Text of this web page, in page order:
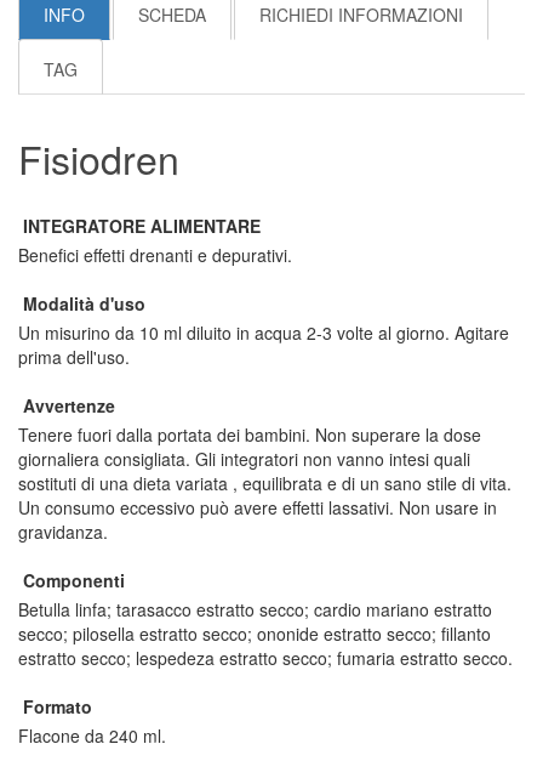
INFO SCHEDA RICHIEDI INFORMAZIONI
TAG
Fisiodren
INTEGRATORE ALIMENTARE
Benefici effetti drenanti e depurativi.
Modalità d'uso
Un misurino da 10 ml diluito in acqua 2-3 volte al giorno. Agitare
prima dell'uso.
Avvertenze
Tenere fuori dalla portata dei bambini. Non superare la dose
giornaliera consigliata. Gli integratori non vanno intesi quali
sostituti di una dieta variata , equilibrata e di un sano stile di vita.
Un consumo eccessivo può avere effetti lassativi. Non usare in
gravidanza.
Componenti
Betulla linfa; tarasacco estratto secco; cardio mariano estratto
secco; pilosella estratto secco; ononide estratto secco; fillanto
estratto secco; lespedeza estratto secco; fumaria estratto secco.
Formato
Flacone da 240 ml.